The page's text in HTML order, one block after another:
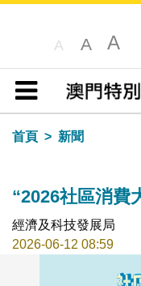
A A A
目錄
首頁
新聞
“2026社區消費
經濟及科技發展局
2026-06-12 08:59